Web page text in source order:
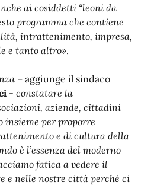
ai cosiddetti “leoni da
programma che contiene
intrattenimento, impresa,
e tanto altro».
– aggiunge il sindaco
- constatare la
aziende, cittadini
insieme per proporre
e di cultura della
è l’essenza del moderno
fatica a vedere il
e nelle nostre città perché ci